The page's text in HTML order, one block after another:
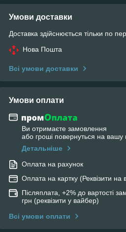
Умови доставки
Доставка здійснюється тільки по
Нова Пошта
Всі умови доставки
Умови оплати
Ви отримаєте замовлення
або гроші повернуться на вашу
Детальніше
Оплата на рахунок
Оплата на картку (Реквізити на
Післяплата, +2% до вартості
грн (реквізити у вайбер)
Всі умови оплати